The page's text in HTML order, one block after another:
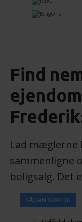
Find
Lad mæglerne
sammenligne
boligsalg. Det
SÅDAN GØR DU